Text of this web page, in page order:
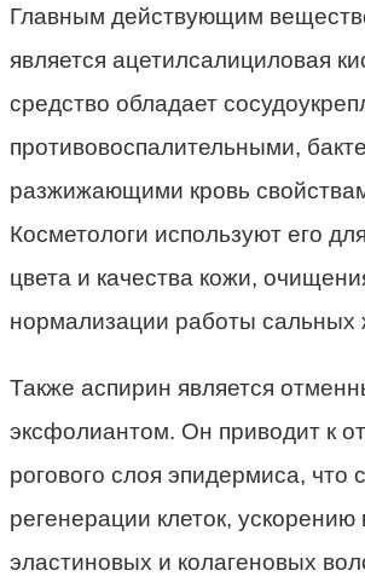
Главным действующим
является ацетилсалициловая
средство обладает
противовоспалительными,
разжижающими кровь
Косметологи используют его
цвета и качества кожи,
нормализации работы сальных
Также аспирин является
эксфолиантом. Он приводит к
рогового слоя эпидермиса, что
регенерации клеток, ускорению
эластиновых и колагеновых